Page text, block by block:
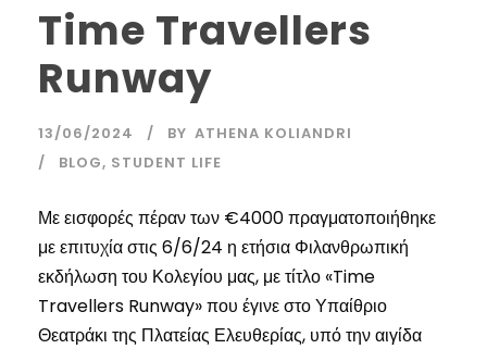
Time Travellers
Runway
13/06/2024 BY ATHENA KOLIANDRI
BLOG, STUDENT LIFE
Με εισφορές πέραν των €4000 πραγματοποιήθηκε
με επιτυχία στις 6/6/24 η ετήσια Φιλανθρωπική
εκδήλωση του Κολεγίου μας, με τίτλο «Time
Travellers Runway» που έγινε στο Υπαίθριο
Θεατράκι της Πλατείας Ελευθερίας, υπό την αιγίδα